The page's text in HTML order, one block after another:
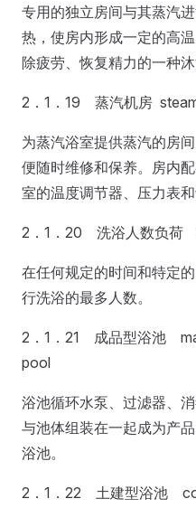
专用的独立房间与其蒸汽
热，使房内形成一定的高
除疲劳、恢复精力的一种沐
2．1．19 蒸汽机房
为蒸汽浴室提供蒸汽的房
便随时维修和保养。房内
室的温度调节器、压力表
2．1．20 洗浴人数负荷
在任何规定的时间和特定
行洗浴的最多人数。
2．1．21 成品型浴池
pool
浴池循环水泵、过滤器、
与池体组装在一起成为产
浴池。
2．1．22 土建型浴池